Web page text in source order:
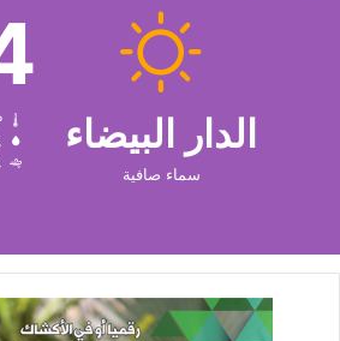
الدار البيضاء
سماء صافية